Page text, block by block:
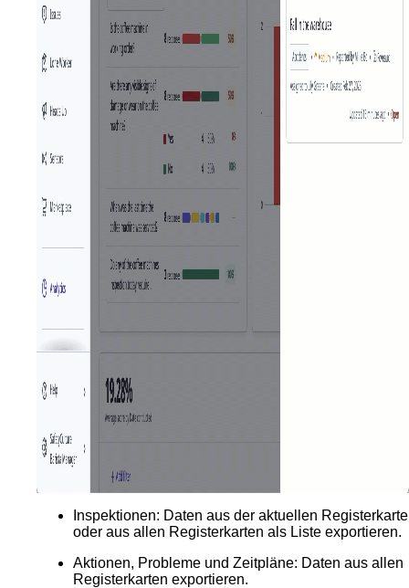
Inspektionen: Daten aus der aktuellen Registerkarte
oder aus allen Registerkarten als Liste exportieren.
Aktionen, Probleme und Zeitpläne: Daten aus allen
Registerkarten exportieren.